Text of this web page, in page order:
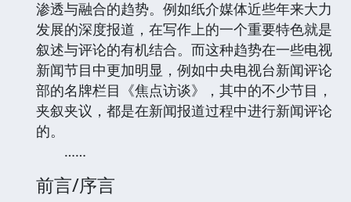
渗透与融合的趋势。例如纸介媒体近些年来大力
发展的深度报道，在写作上的一个重要特色就是
叙述与评论的有机结合。而这种趋势在一些电视
新闻节目中更加明显，例如中央电视台新闻评论
部的名牌栏目《焦点访谈》，其中的不少节目，
夹叙夹议，都是在新闻报道过程中进行新闻评论
的。
……
前言/序言